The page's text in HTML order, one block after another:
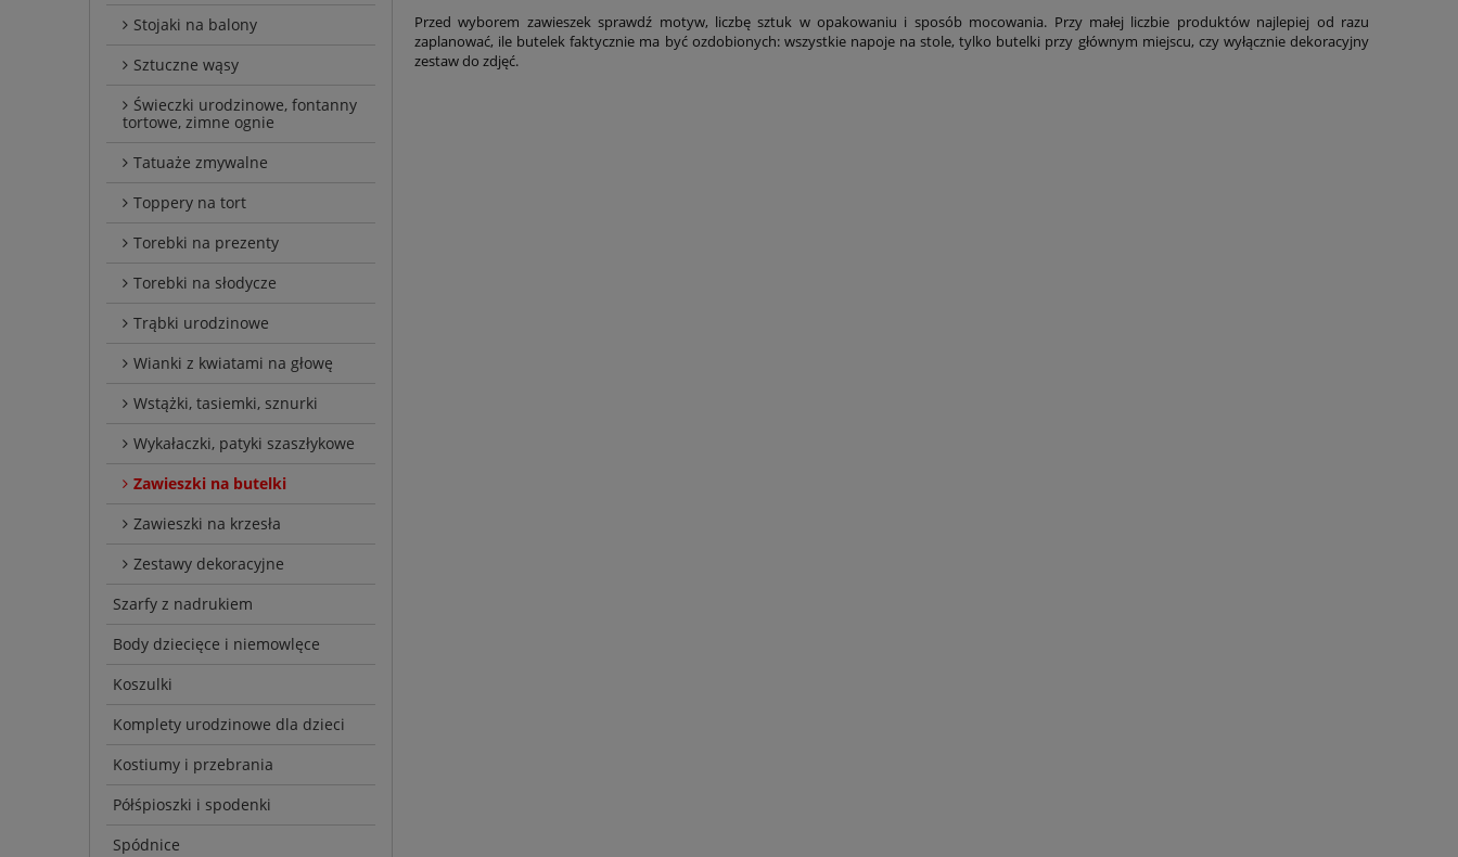
Stojaki na balony
Sztuczne wąsy
Świeczki urodzinowe, fontanny
tortowe, zimne ognie
Tatuaże zmywalne
Toppery na tort
Torebki na prezenty
Torebki na słodycze
Trąbki urodzinowe
Wianki z kwiatami na głowę
Wstążki, tasiemki, sznurki
Wykałaczki, patyki szaszłykowe
Zawieszki na butelki
Zawieszki na krzesła
Zestawy dekoracyjne
Szarfy z nadrukiem
Body dziecięce i niemowlęce
Koszulki
Komplety urodzinowe dla dzieci
Kostiumy i przebrania
Półśpioszki i spodenki
Spódnice
Przed wyborem zawieszek sprawdź motyw, liczbę sztuk w opakowaniu i sposób mocowania. Przy małej liczbie produktów najlepiej od razu
zaplanować, ile butelek faktycznie ma być ozdobionych: wszystkie napoje na stole, tylko butelki przy głównym miejscu, czy wyłącznie dekoracyjny
zestaw do zdjęć.